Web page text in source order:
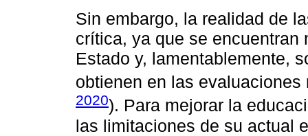
Sin embargo, la realidad de
crítica, ya que se
Estado y, lamentablemente,
obtienen en las evaluaciones
2020). Para mejorar la
las limitaciones de su actual